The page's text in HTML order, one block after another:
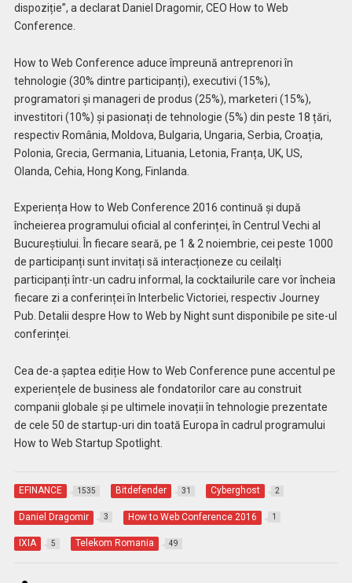
dispoziție”, a declarat Daniel Dragomir, CEO How to Web
Conference.
How to Web Conference aduce împreună antreprenori în
tehnologie (30% dintre participanți), executivi (15%),
programatori și manageri de produs (25%), marketeri (15%),
investitori (10%) și pasionați de tehnologie (5%) din peste 18 țări,
respectiv România, Moldova, Bulgaria, Ungaria, Serbia, Croația,
Polonia, Grecia, Germania, Lituania, Letonia, Franța, UK, US,
Olanda, Cehia, Hong Kong, Finlanda.
Experiența How to Web Conference 2016 continuă și după
încheierea programului oficial al conferinței, în Centrul Vechi al
Bucureștiului. În fiecare seară, pe 1 & 2 noiembrie, cei peste 1000
de participanți sunt invitați să interacționeze cu ceilalți
participanți într-un cadru informal, la cocktailurile care vor încheia
fiecare zi a conferinței în Interbelic Victoriei, respectiv Journey
Pub. Detalii despre How to Web by Night sunt disponibile pe site-ul
conferinței.
Cea de-a șaptea ediție How to Web Conference pune accentul pe
experiențele de business ale fondatorilor care au construit
companii globale și pe ultimele inovații în tehnologie prezentate
de cele 50 de startup-uri din toată Europa în cadrul programului
How to Web Startup Spotlight.
EFINANCE 1535 Bitdefender 31 Cyberghost 2
Daniel Dragomir 3 How to Web Conference 2016 1
IXIA 5 Telekom Romania 49